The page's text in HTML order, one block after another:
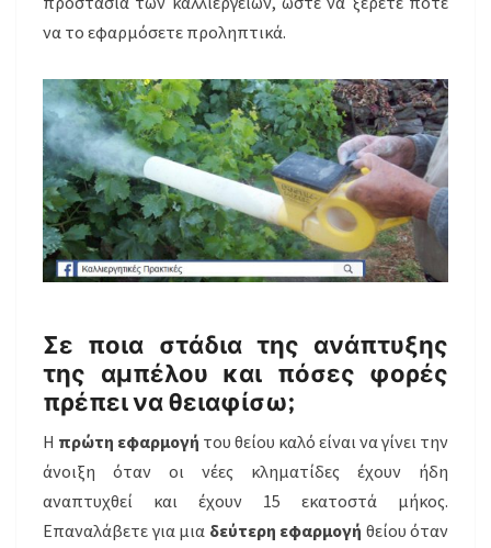
να το εφαρμόσετε προληπτικά.
Σε ποια στάδια της ανάπτυξης
της αμπέλου και πόσες φορές
πρέπει να θειαφίσω;
Η πρώτη εφαρμογή του θείου καλό είναι να γίνει την
άνοιξη όταν οι νέες κληματίδες έχουν ήδη
αναπτυχθεί και έχουν 15 εκατοστά μήκος.
Επαναλάβετε για μια δεύτερη εφαρμογή θείου όταν